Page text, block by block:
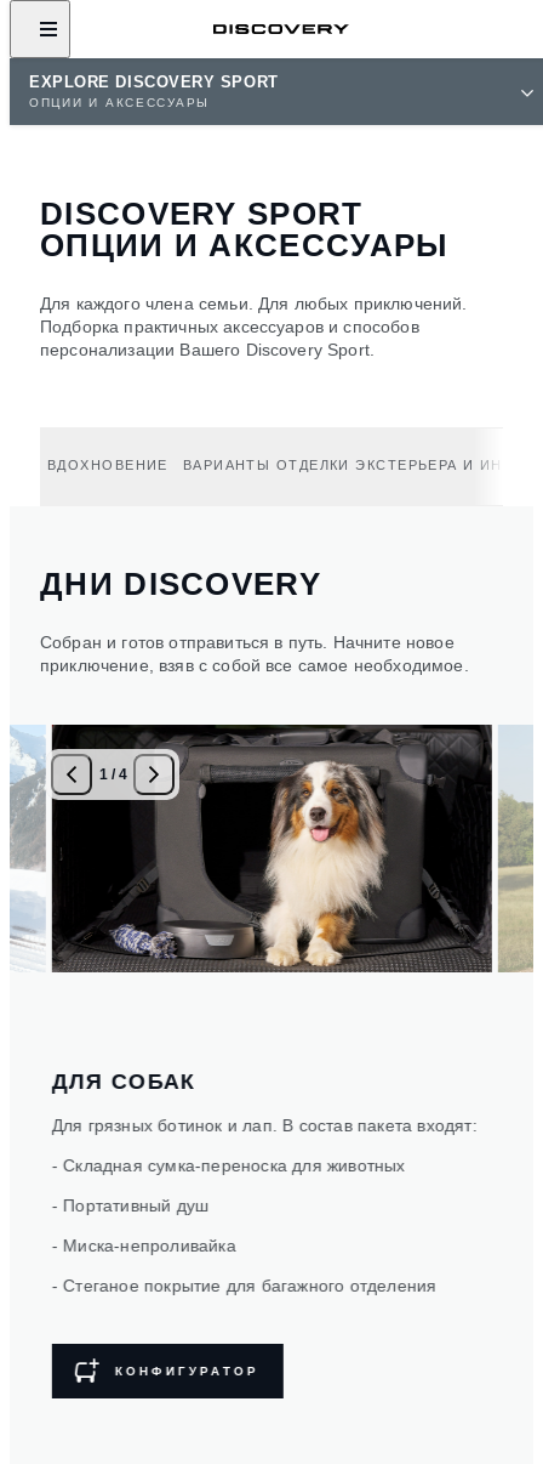
EXPLORE DISCOVERY SPORT
ОПЦИИ И АКСЕССУАРЫ
DISCOVERY SPORT
ОПЦИИ И АКСЕССУАРЫ
Для каждого члена семьи. Для любых приключений.
Подборка практичных аксессуаров и способов
персонализации Вашего Discovery Sport.
ВДОХНОВЕНИЕ ВАРИАНТЫ ОТДЕЛКИ ЭКСТЕРЬЕРА И
ДНИ DISCOVERY
Собран и готов отправиться в путь. Начните новое
приключение, взяв с собой все самое необходимое.
ДЛЯ СОБАК
Для грязных ботинок и лап. В состав пакета входят:
- Складная сумка-переноска для животных
- Портативный душ
- Миска-непроливайка
- Стеганое покрытие для багажного отделения
КОНФИГУРАТОР
1/4